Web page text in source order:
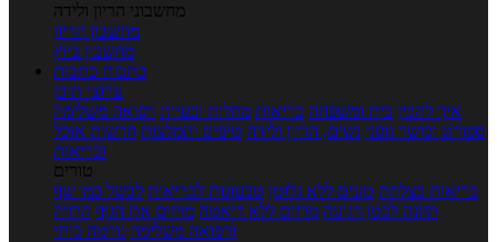
מחשבוני הריון ולידה
מחשבון הריון
מחשבון ביוץ
כתבות כתבות
ערוצי תוכן
איך להכין בית ומשפחה בריאות מחלות ובעיות רפואה משלימה
ספורט וכושר גופני נשים, הריון ולידה טיפים והמלצות חדשות אוכל
ובריאות
טורים
בריאות בצלחת טעים ללא גלוטן טבעונות לבריאות לבשל כמו שף
תזונה לבטן רגועה מרזים ללא דיאטה מזיזים את הגוף הרזיה
ורפואה משלימה גורמה ביתי